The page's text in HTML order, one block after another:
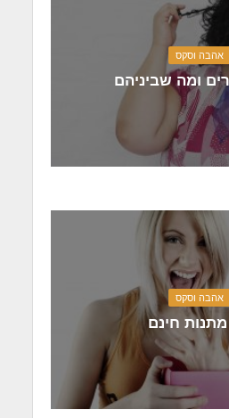
אהבה וסקס
ומה שביניהם
אהבה וסקס
מתנות חינם